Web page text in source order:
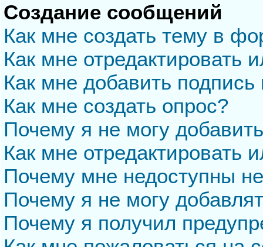
Создание сообщений
Как мне создать тему в
Как мне отредактировать
Как мне добавить
Как мне создать опрос?
Почему я не могу
Как мне отредактировать
Почему мне недоступны
Почему я не могу
Почему я получил